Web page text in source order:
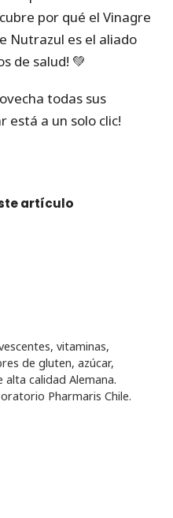
por qué el Vinagre
Nutrazul es el aliado
de salud! 💚
todas sus
está a un solo clic!
artículo
vitaminas,
de gluten, azúcar,
calidad Alemana.
Pharmaris Chile.